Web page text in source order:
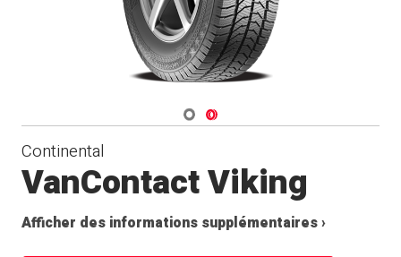
Navigate 1
Navigate 2
Continental
VanContact Viking
Afficher des informations supplémentaires ›